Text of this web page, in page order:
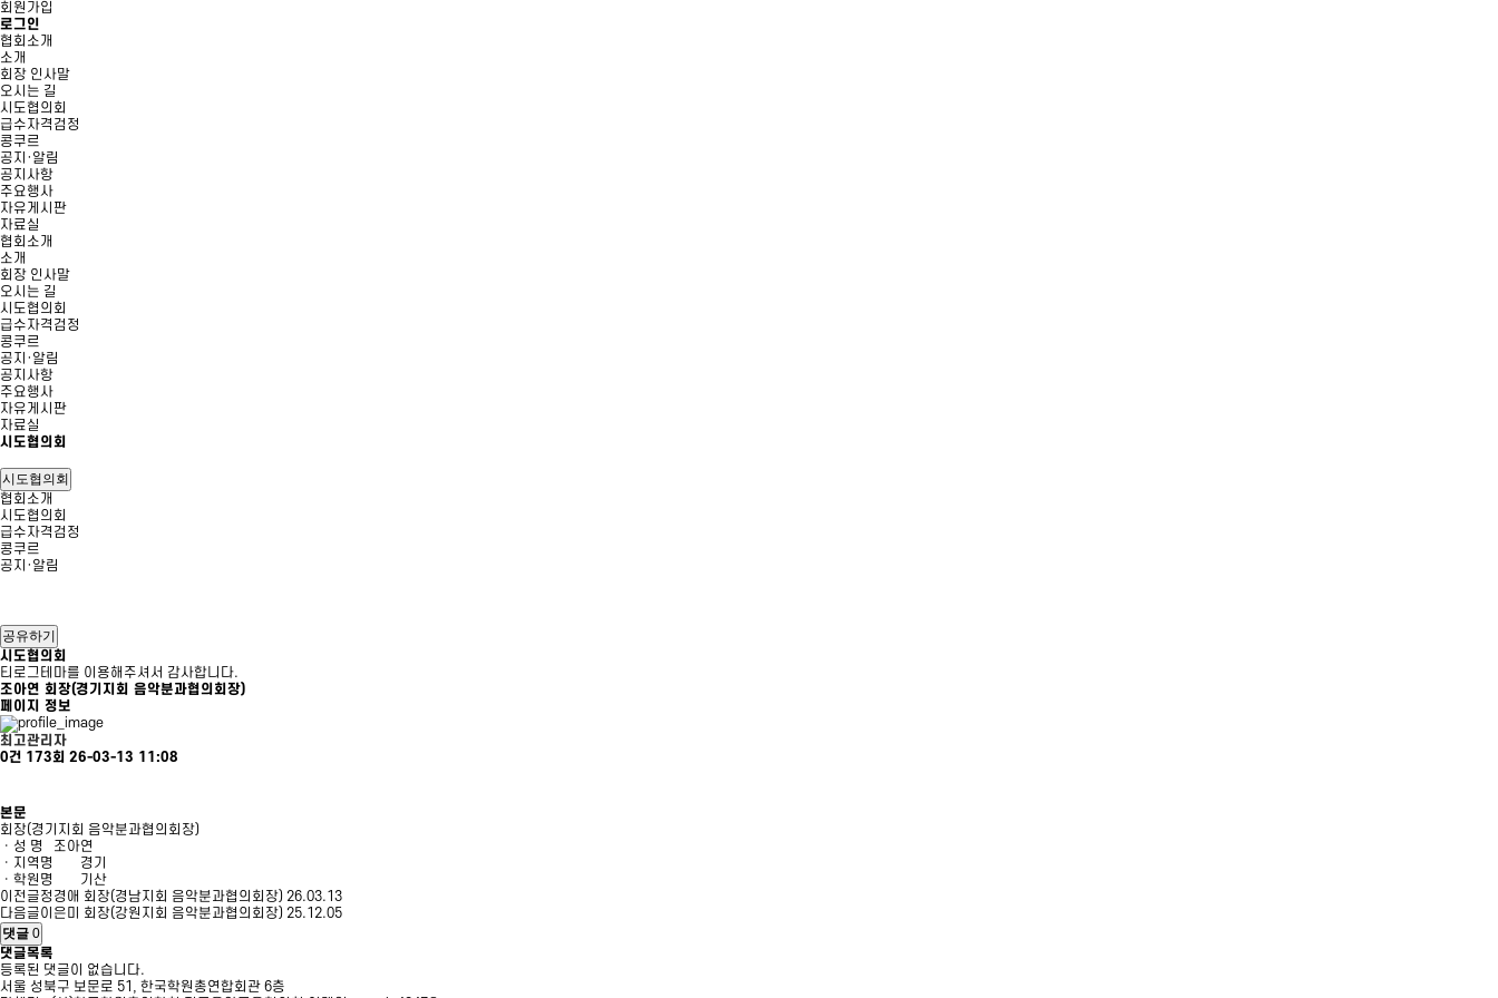
회원가입
로그인
협회소개
소개
회장 인사말
오시는 길
시도협의회
급수자격검정
콩쿠르
공지·알림
공지사항
주요행사
자유게시판
자료실
협회소개
소개
회장 인사말
오시는 길
시도협의회
급수자격검정
콩쿠르
공지·알림
공지사항
주요행사
자유게시판
자료실
시도협의회
시도협의회
협회소개
시도협의회
급수자격검정
콩쿠르
공지·알림
공유하기
시도협의회
티로그테마를 이용해주셔서 감사합니다.
조아연 회장(경기지회 음악분과협의회장)
페이지 정보
최고관리자
0건 173회 26-03-13 11:08
본문
회장(경기지회 음악분과협의회장)
ㆍ성 명
조아연
ㆍ지역명
경기
ㆍ학원명
기산
이전글정경애 회장(경남지회 음악분과협의회장) 26.03.13
다음글이은미 회장(강원지회 음악분과협의회장) 25.12.05
댓글 0
댓글목록
등록된 댓글이 없습니다.
서울 성북구 보문로 51, 한국학원총연합회관 6층